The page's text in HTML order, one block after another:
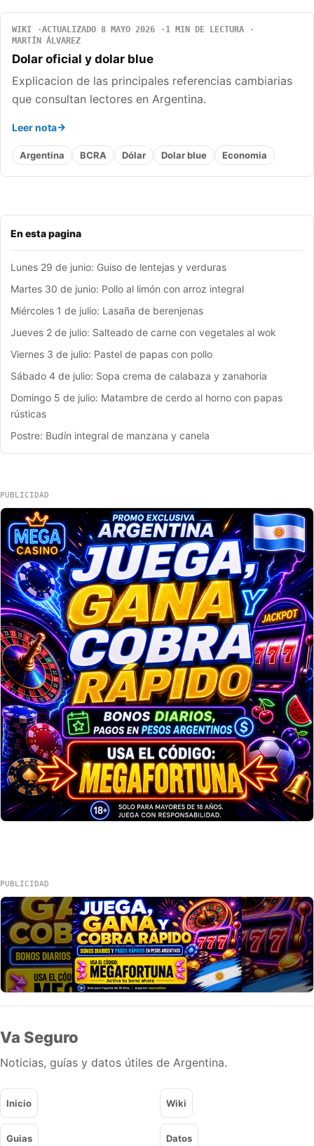
En esta pagina
Lunes 29 de junio: Guiso de lentejas y verduras
Martes 30 de junio: Pollo al limón con arroz integral
Miércoles 1 de julio: Lasaña de berenjenas
Jueves 2 de julio: Salteado de carne con vegetales al wok
Viernes 3 de julio: Pastel de papas con pollo
Sábado 4 de julio: Sopa crema de calabaza y zanahoria
Domingo 5 de julio: Matambre de cerdo al horno con papas
rústicas
Postre: Budín integral de manzana y canela
WIKI ACTUALIZADO 8 MAYO 2026
1 MIN DE LECTURA
MARTÍN ÁLVAREZ
Dolar oficial y dolar blue
Explicacion de las principales referencias cambiarias
que consultan lectores en Argentina.
Leer nota
Argentina BCRA Dólar Dolar blue Economia
PUBLICIDAD
PUBLICIDAD
Va Seguro
Noticias, guías y datos útiles de Argentina.
Inicio Wiki
Guias Datos